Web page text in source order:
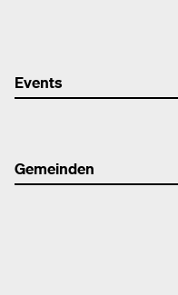
Events
Gemeinden